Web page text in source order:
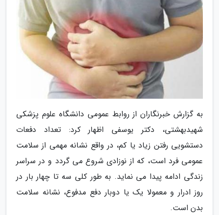
به گزارش خبرنگاران از روابط عمومی دانشگاه علوم پزشکی
شهیدبهشتی، دکتر یوسفی اظهار کرد: تعداد دفعات
دستشویی رفتن زیاد یا کم، در واقع نشانه مهمی از سلامت
عمومی فرد است، که از نوزادی شروع می گردد و در سراسر
زندگی ادامه پیدا می نماید. به طور کلی سه تا چهار بار در
روز ادرار و معمولا یک یا دوبار دفع مدفوع، نشانه سلامت
بدن است.